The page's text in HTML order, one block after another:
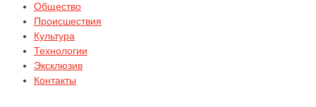
Общество
Происшествия
Культура
Технологии
Эксклюзив
Контакты